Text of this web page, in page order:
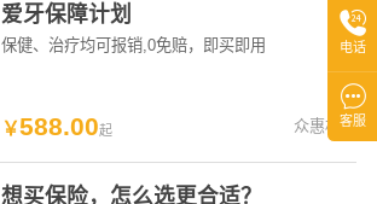
爱牙保障计划
保健、治疗均可报销,0免赔，即买即用
￥588.00起 众惠相互
想买保险，怎么选更合适？

电话

客服